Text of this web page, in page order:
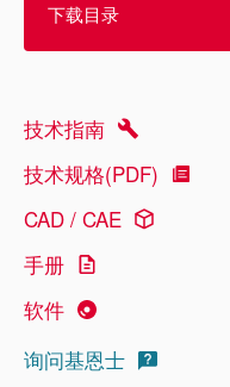
下载目录
技术指南
技术规格(PDF)
CAD / CAE
手册
软件
询问基恩士